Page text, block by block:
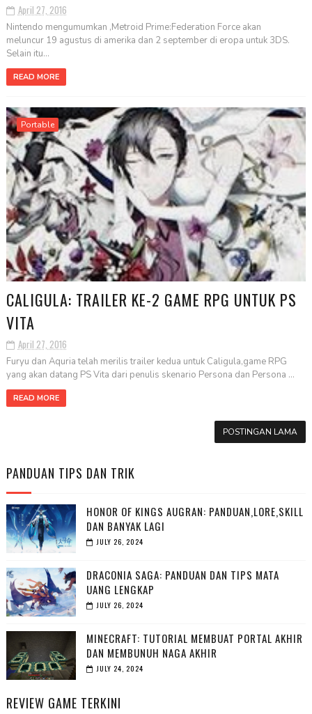
April 27, 2016
Nintendo mengumumkan ,Metroid Prime:Federation Force akan
meluncur 19 agustus di amerika dan 2 september di eropa untuk 3DS.
Selain itu...
READ MORE
Portable
CALIGULA: TRAILER KE-2 GAME RPG UNTUK PS
VITA
April 27, 2016
Furyu dan Aquria telah merilis trailer kedua untuk Caligula,game RPG
yang akan datang PS Vita dari penulis skenario Persona dan Persona ...
READ MORE
POSTINGAN LAMA
PANDUAN TIPS DAN TRIK
HONOR OF KINGS AUGRAN: PANDUAN,LORE,SKILL
DAN BANYAK LAGI
JULY 26, 2024
DRACONIA SAGA: PANDUAN DAN TIPS MATA
UANG LENGKAP
JULY 26, 2024
MINECRAFT: TUTORIAL MEMBUAT PORTAL AKHIR
DAN MEMBUNUH NAGA AKHIR
JULY 24, 2024
REVIEW GAME TERKINI